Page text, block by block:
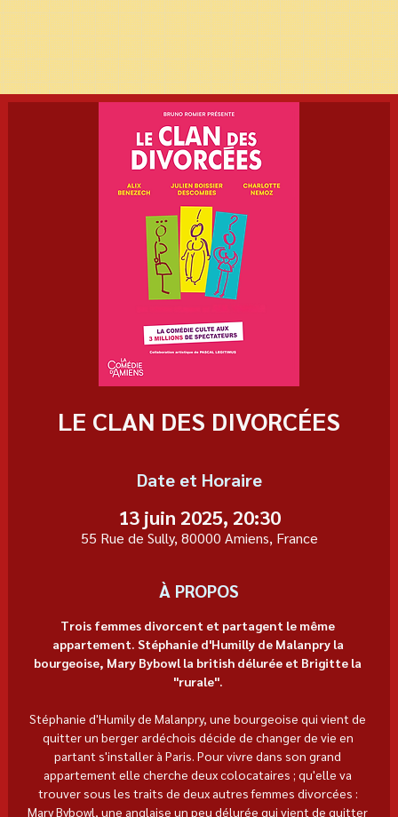
LE CLAN DES DIVORCÉES
Date et Horaire
13 juin 2025, 20:30
55 Rue de Sully, 80000 Amiens, France
À PROPOS
Trois femmes divorcent et partagent le même
appartement. Stéphanie d'Humilly de Malanpry la
bourgeoise, Mary Bybowl la british délurée et Brigitte la
"rurale".
Stéphanie d'Humily de Malanpry, une bourgeoise qui vient de
quitter un berger ardéchois décide de changer de vie en
partant s'installer à Paris. Pour vivre dans son grand
appartement elle cherche deux colocataires ; qu'elle va
trouver sous les traits de deux autres femmes divorcées :
Mary Bybowl, une anglaise un peu délurée qui vient de quitter